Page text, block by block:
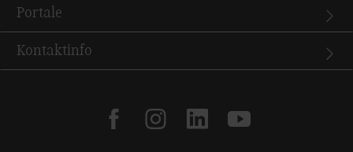
Portale
Kontaktinfo
facebookinstagramlinkedinyoutube